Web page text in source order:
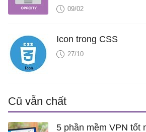
09/02
Icon trong CSS
27/10
Cũ vẫn chất
5 phần mềm VPN tốt